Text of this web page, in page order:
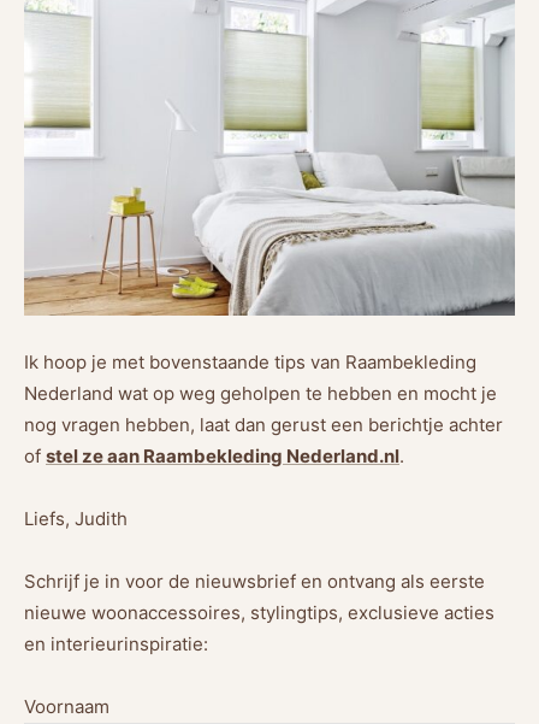
Ik hoop je met bovenstaande tips van Raambekleding
Nederland wat op weg geholpen te hebben en mocht je
nog vragen hebben, laat dan gerust een berichtje achter
of stel ze aan Raambekleding Nederland.nl.
Liefs, Judith
Schrijf je in voor de nieuwsbrief en ontvang als eerste
nieuwe woonaccessoires, stylingtips, exclusieve acties
en interieurinspiratie:
Voornaam